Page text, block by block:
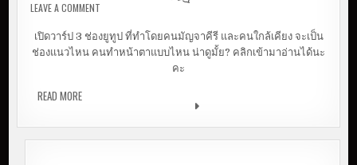
LEAVE A COMMENT ON เปิดวาร์ป 3 ช่อง YOUTUBE คนมัญจาฯ กดติดตามไว้ดู
เปิดวาร์ป 3 ช่องยูทูป ที่ทำโดยคนมัญจาคีรี และคนใกล้เคียง จะเป็น
ช่องแนวไหน คนทำหน้าตาแบบไหน น่าดูมั้ย? คลิกเข้ามาอ่านได้นะ
คะ
READ MOREเปิดวาร์ป 3 ช่อง YOUTUBE คนมัญจาฯ กดติดตามไว้ดูกัน